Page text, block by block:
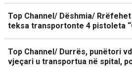
Top Channel/ Dëshmia/ Rrëfehet
teksa transportonte 4 pistoleta
Top Channel/ Durrës, punëtori
vjeçari u transportua në spital,